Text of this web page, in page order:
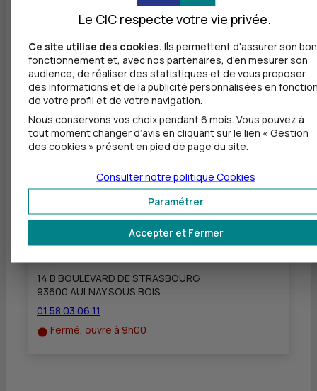
Autres agences les plus proches
CIC VILLEPINTE
à 2,6 km
33 AVENUE DE LA GARE
93420 VILLEPINTE
Fermé, ouvre à 9h00
à3 km
14 B BOULEVARD DE STRASBOURG
93600 AULNAY SOUS BOIS
01 58 03 06 11
Fermé, ouvre à 9h00
Le CIC respecte votre vie privée.
Ce site utilise des cookies. Ils permettent d'assurer son bon
fonctionnement et, avec nos partenaires, d'en mesurer son
audience, de réaliser des statistiques et de vous proposer
des informations et de la publicité personnalisées en
de votre profil et de votre navigation.
Nous conservons vos choix pendant 6 mois. Vous pouvez à
tout moment changer d’avis en cliquant sur le lien « Gestion
des cookies » présent en pied de page du site.
Accepter et Fermer
Paramétrer
Consulter notre politique Cookies